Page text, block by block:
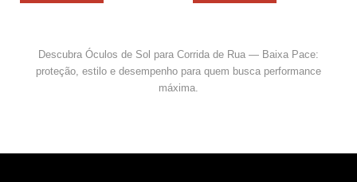
Descubra Óculos de Sol para Corrida de Rua — Baixa Pace:
proteção, estilo e desempenho para quem busca performance
máxima.